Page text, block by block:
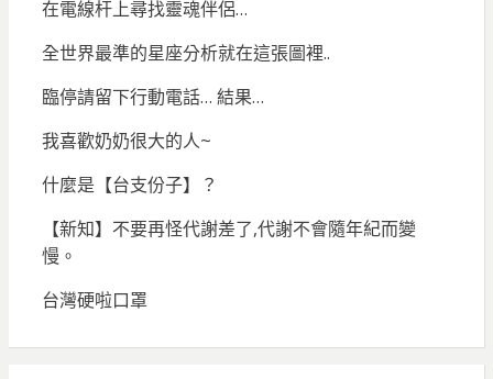
在電線杆上尋找靈魂伴侶…
全世界最準的星座分析就在這張圖裡..
臨停請留下行動電話… 結果…
我喜歡奶奶很大的人~
什麼是【台支份子】？
【新知】不要再怪代謝差了,代謝不會隨年紀而變
慢。
台灣硬啦口罩